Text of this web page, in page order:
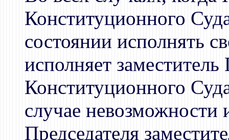
Конституционного
состоянии исполнять
исполняет заместитель
Конституционного
случае невозможности
Председателя